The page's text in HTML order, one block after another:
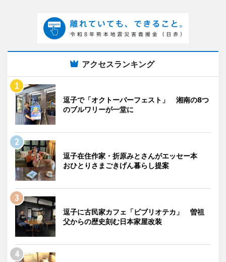
アクセスランキング
逗子で「オクトーバーフェスト」 湘南の8つ
のブルワリーが一堂に
逗子在住作家・折原みとさんがエッセー本
おひとりさまごきげん暮らし提案
逗子に古民家カフェ「ビブリオテカ」 曽祖
父からの歴史刻む日本家屋改装